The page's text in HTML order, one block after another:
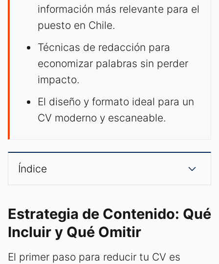
información más relevante para el
puesto en Chile.
Técnicas de redacción para
economizar palabras sin perder
impacto.
El diseño y formato ideal para un
CV moderno y escaneable.
Índice
Estrategia de Contenido: Qué
Incluir y Qué Omitir
El primer paso para reducir tu CV es